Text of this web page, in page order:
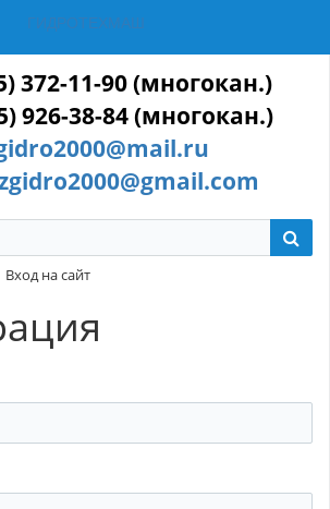
ГИДРОТЕХМАШ
372-11-90 (многокан.)
926-38-84 (многокан.)
Вход на сайт